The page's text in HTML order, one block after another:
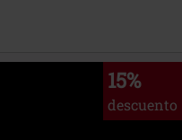
15%
descuento